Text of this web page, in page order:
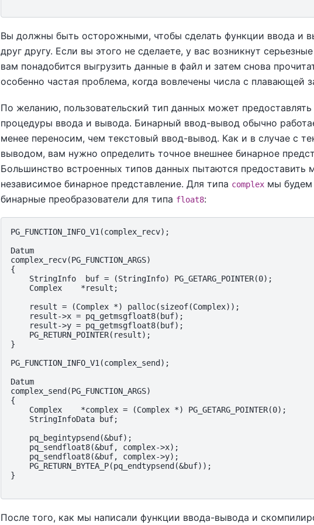
Вы должны быть осторожными, чтобы сделать функции ввода и
друг другу. Если вы этого не сделаете, у вас возникнут
вам понадобится выгрузить данные в файл и затем снова
особенно частая проблема, когда вовлечены числа с плавающей
По желанию, пользовательский тип данных может
процедуры ввода и вывода. Бинарный ввод-вывод обычно
менее переносим, чем текстовый ввод-вывод. Как и в случае с
выводом, вам нужно определить точное внешнее бинарное
Большинство встроенных типов данных пытаются предоставить
независимое бинарное представление. Для типа complex мы будем
бинарные преобразователи для типа float8:
PG_FUNCTION_INFO_V1(complex_recv);
Datum
complex_recv(PG_FUNCTION_ARGS)
{
    StringInfo  buf = (StringInfo) PG_GETARG_POINTER(0);
    Complex    *result;
    result = (Complex *) palloc(sizeof(Complex));
    result->x = pq_getmsgfloat8(buf);
    result->y = pq_getmsgfloat8(buf);
    PG_RETURN_POINTER(result);
}
PG_FUNCTION_INFO_V1(complex_send);
Datum
complex_send(PG_FUNCTION_ARGS)
{
    Complex    *complex = (Complex *) PG_GETARG_POINTER(0);
    StringInfoData buf;
    pq_begintypsend(&buf);
    pq_sendfloat8(&buf, complex->x);
    pq_sendfloat8(&buf, complex->y);
    PG_RETURN_BYTEA_P(pq_endtypsend(&buf));
}
После того, как мы написали функции ввода-вывода и